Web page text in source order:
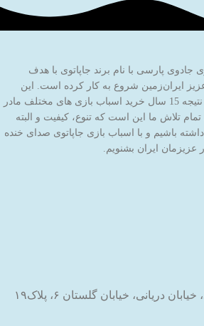
جادوی پارسی با نام برند جاپاتوی با هدف
ایران‌زمین شروع به کار کرده است. این
فروشگاه اسباب بازی آنلاین نتیجه 15 سال خرید اسباب بازی های مختلف مادر
تلاش ما این است که تنوع، کیفیت و البته
باشیم و با اسباب بازی جاپاتوی صدای خنده
ایران بشنویم.
دریانی، خیابان گلستان ۶، پلاک۱۹